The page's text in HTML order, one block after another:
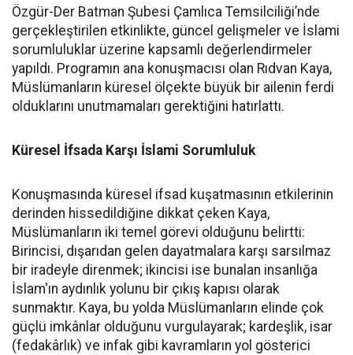
Özgür-Der Batman Şubesi Çamlıca Temsilciliği’nde
gerçekleştirilen etkinlikte, güncel gelişmeler ve İslami
sorumluluklar üzerine kapsamlı değerlendirmeler
yapıldı. Programın ana konuşmacısı olan Rıdvan Kaya,
Müslümanların küresel ölçekte büyük bir ailenin ferdi
olduklarını unutmamaları gerektiğini hatırlattı.
Küresel İfsada Karşı İslami Sorumluluk
Konuşmasında küresel ifsad kuşatmasının etkilerinin
derinden hissedildiğine dikkat çeken Kaya,
Müslümanların iki temel görevi olduğunu belirtti:
Birincisi, dışarıdan gelen dayatmalara karşı sarsılmaz
bir iradeyle direnmek; ikincisi ise bunalan insanlığa
İslam'ın aydınlık yolunu bir çıkış kapısı olarak
sunmaktır. Kaya, bu yolda Müslümanların elinde çok
güçlü imkânlar olduğunu vurgulayarak; kardeşlik, isar
(fedakârlık) ve infak gibi kavramların yol gösterici